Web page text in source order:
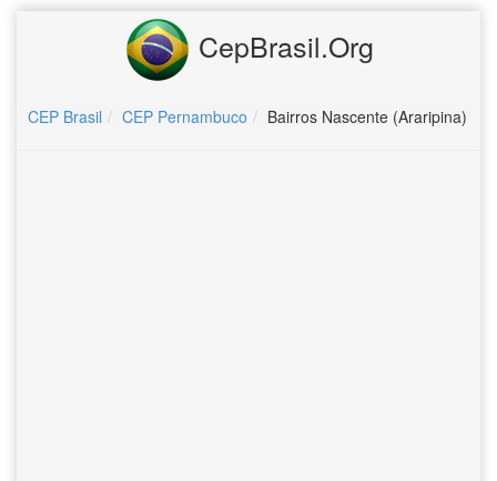
CepBrasil.Org
CEP Brasil CEP Pernambuco Bairros Nascente (Araripina)